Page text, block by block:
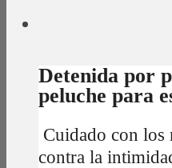
Detenida por
peluche para
Cuidado con los
contra la